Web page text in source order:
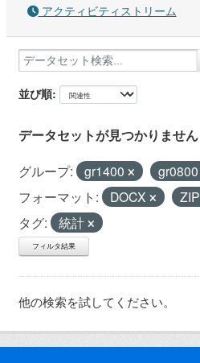
アクティビティストリーム
並び順
データセットが見つかりません
グループ: gr1400
gr0800
フォーマット:
DOCX
ZIP
タグ:
統計
フィルタ結果
他の検索を試してください。